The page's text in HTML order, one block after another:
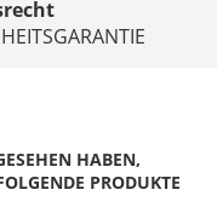
HABEN,
PRODUKTE